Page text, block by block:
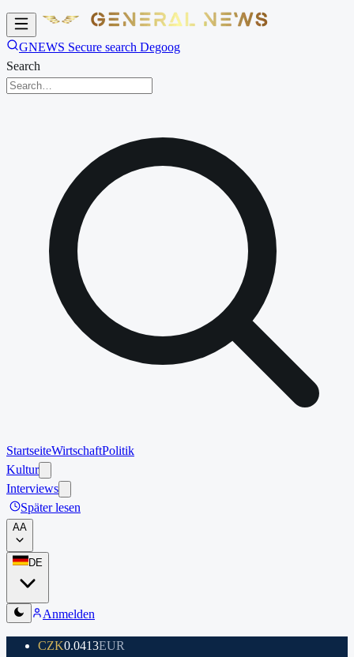
GNEWS Secure search Degoog
Search
StartseiteWirtschaftPolitik
Kultur
Interviews
Später lesen
AA
DE
Anmelden
CZK0.0413EUR